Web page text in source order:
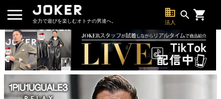
全力で遊びを楽しむオトナの男達へ。
business
法人
search